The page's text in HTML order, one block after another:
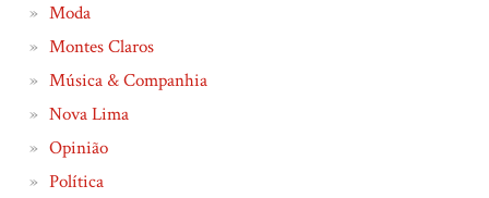
Moda
Montes Claros
Música & Companhia
Nova Lima
Opinião
Política